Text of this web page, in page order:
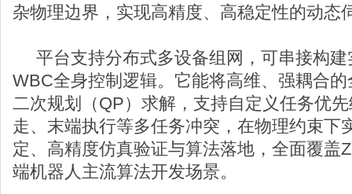
杂物理边界，实现高精度、高稳定性的动态
平台支持分布式多设备组网，可串接构建
WBC全身控制逻辑。它能将高维、强耦合
二次规划（QP）求解，支持自定义任务优
走、末端执行等多任务冲突，在物理约束下
定、高精度仿真验证与算法落地，全面覆盖
端机器人主流算法开发场景。